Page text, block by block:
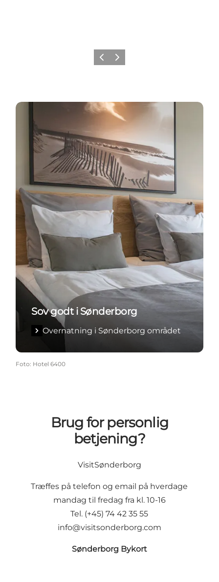
ForrigeNæste
Overnatning i Sønderborg området
Sov godt i Sønderborg
Overnatning i Sønderborg området
Foto: Hotel 6400
Brug for personlig
betjening?
VisitSønderborg
Træffes på telefon og email på hverdage
mandag til fredag fra kl. 10-16
Tel. (+45) 74 42 35 55
info@visitsonderborg.com
Sønderborg Bykort